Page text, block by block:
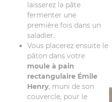
laisserez la pâte
fermenter une
première fois dans un
saladier.
Vous placerez ensuite le
pâton dans votre
moule à pain
rectangulaire Émile
Henry, muni de son
couvercle, pour le